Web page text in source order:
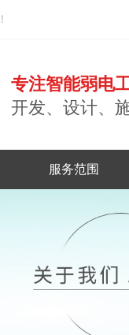
专注智能弱电
开发、设计、
服务范围